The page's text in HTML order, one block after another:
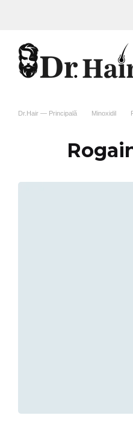
Dr.Hair — Principală Minoxidil